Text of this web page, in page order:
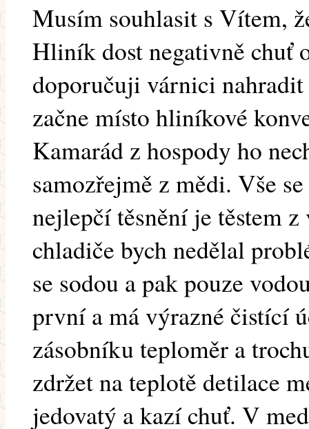
Musím souhlasit s Vítem,
Hliník dost negativně chuť
doporučuji várnici
začne místo hliníkové
Kamarád z hospody ho
samozřejmě z mědi. Vše
nejlepčí těsnění je těstem
chladiče bych nedělal
se sodou a pak pouze
první a má výrazné čistící
zásobníku teploměr a
zdržet na teplotě detilace
jedovatý a kazí chuť. V